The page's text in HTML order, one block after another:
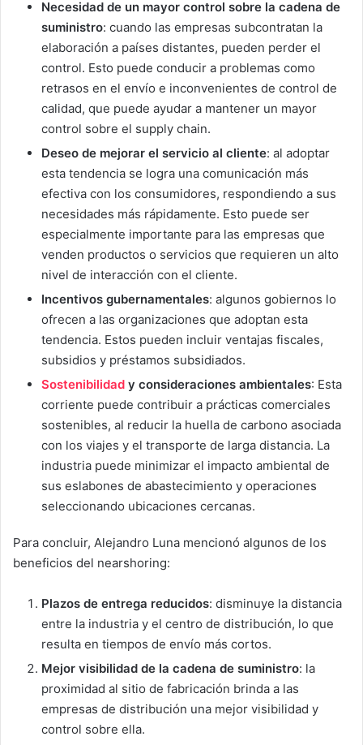
Necesidad de un mayor control sobre la cadena de
suministro: cuando las empresas subcontratan la
elaboración a países distantes, pueden perder el
control. Esto puede conducir a problemas como
retrasos en el envío e inconvenientes de control de
calidad, que puede ayudar a mantener un mayor
control sobre el supply chain.
Deseo de mejorar el servicio al cliente: al adoptar
esta tendencia se logra una comunicación más
efectiva con los consumidores, respondiendo a sus
necesidades más rápidamente. Esto puede ser
especialmente importante para las empresas que
venden productos o servicios que requieren un alto
nivel de interacción con el cliente.
Incentivos gubernamentales: algunos gobiernos lo
ofrecen a las organizaciones que adoptan esta
tendencia. Estos pueden incluir ventajas fiscales,
subsidios y préstamos subsidiados.
Sostenibilidad y consideraciones ambientales: Esta
corriente puede contribuir a prácticas comerciales
sostenibles, al reducir la huella de carbono asociada
con los viajes y el transporte de larga distancia. La
industria puede minimizar el impacto ambiental de
sus eslabones de abastecimiento y operaciones
seleccionando ubicaciones cercanas.
Para concluir, Alejandro Luna mencionó algunos de los
beneficios del nearshoring:
Plazos de entrega reducidos: disminuye la distancia
entre la industria y el centro de distribución, lo que
resulta en tiempos de envío más cortos.
Mejor visibilidad de la cadena de suministro: la
proximidad al sitio de fabricación brinda a las
empresas de distribución una mejor visibilidad y
control sobre ella.